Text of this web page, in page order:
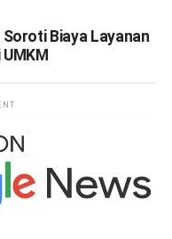
Biaya Layanan